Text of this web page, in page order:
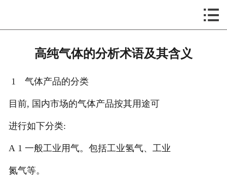

高纯气体的分析术语及其含义
1 气体产品的分类
目前, 国内市场的气体产品按其用途可
进行如下分类:
A 1 一般工业用气。包括工业氢气、工业
氮气等。